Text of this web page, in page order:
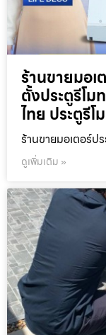
ร้านขายมอเ
ตั้งประตูรีโ
ไทย ประตูรี
ร้านขายมอเตอร์ป
ดูเพิ่มเติม »